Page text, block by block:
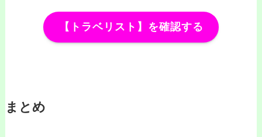
【トラベリスト】を確認する
まとめ